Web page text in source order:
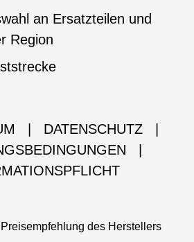
an Ersatzteilen und
Region
DATENSCHUTZ
des Herstellers